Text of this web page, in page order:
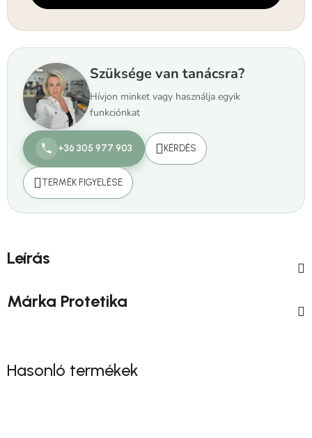
Szüksége van tanácsra?
Hívjon minket vagy használja egyik
funkciónkat
+36 305 977 903 KÉRDÉS
TERMÉK FIGYELÉSE
Leírás
Márka Protetika
Hasonló termékek